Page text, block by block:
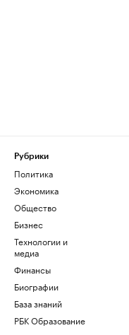
Рубрики
Политика
Экономика
Общество
Бизнес
Технологии и
медиа
Финансы
Биографии
База знаний
РБК Образование